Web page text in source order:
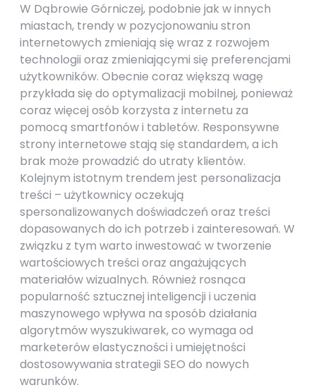
W Dąbrowie Górniczej, podobnie jak w innych
miastach, trendy w pozycjonowaniu stron
internetowych zmieniają się wraz z rozwojem
technologii oraz zmieniającymi się preferencjami
użytkowników. Obecnie coraz większą wagę
przykłada się do optymalizacji mobilnej, ponieważ
coraz więcej osób korzysta z internetu za
pomocą smartfonów i tabletów. Responsywne
strony internetowe stają się standardem, a ich
brak może prowadzić do utraty klientów.
Kolejnym istotnym trendem jest personalizacja
treści – użytkownicy oczekują
spersonalizowanych doświadczeń oraz treści
dopasowanych do ich potrzeb i zainteresowań. W
związku z tym warto inwestować w tworzenie
wartościowych treści oraz angażujących
materiałów wizualnych. Również rosnąca
popularność sztucznej inteligencji i uczenia
maszynowego wpływa na sposób działania
algorytmów wyszukiwarek, co wymaga od
marketerów elastyczności i umiejętności
dostosowywania strategii SEO do nowych
warunków.